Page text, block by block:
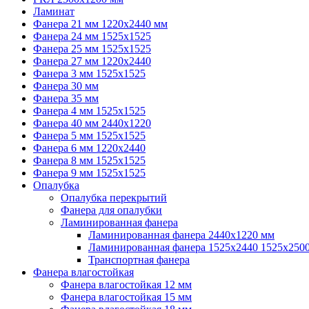
Ламинат
Фанера 21 мм 1220х2440 мм
Фанера 24 мм 1525х1525
Фанера 25 мм 1525х1525
Фанера 27 мм 1220х2440
Фанера 3 мм 1525х1525
Фанера 30 мм
Фанера 35 мм
Фанера 4 мм 1525х1525
Фанера 40 мм 2440х1220
Фанера 5 мм 1525х1525
Фанера 6 мм 1220х2440
Фанера 8 мм 1525х1525
Фанера 9 мм 1525х1525
Опалубка
Опалубка перекрытий
Фанера для опалубки
Ламинированная фанера
Ламинированная фанера 2440х1220 мм
Ламинированная фанера 1525х2440
Транспортная фанера
Фанера влагостойкая
Фанера влагостойкая 12 мм
Фанера влагостойкая 15 мм